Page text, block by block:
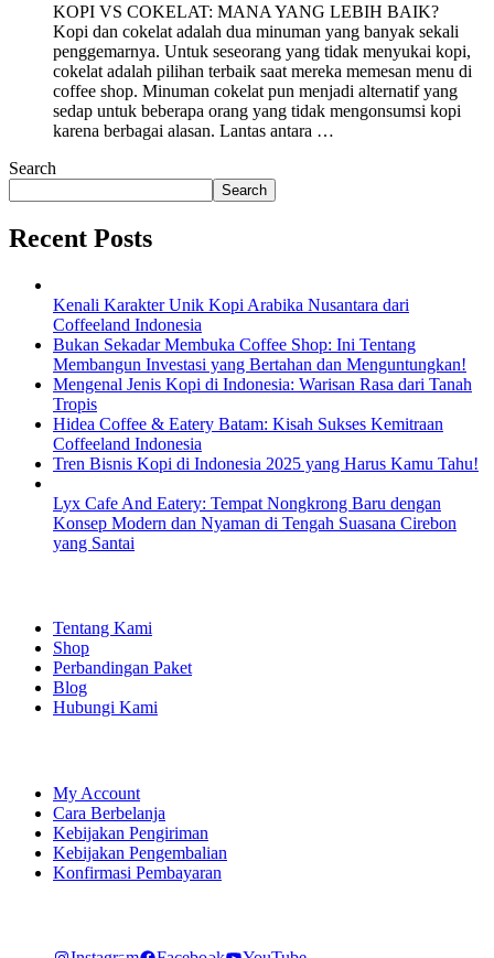
KOPI VS COKELAT: MANA YANG LEBIH BAIK?
Kopi dan cokelat adalah dua minuman yang banyak sekali
penggemarnya. Untuk seseorang yang tidak menyukai kopi,
cokelat adalah pilihan terbaik saat mereka memesan menu di
coffee shop. Minuman cokelat pun menjadi alternatif yang
sedap untuk beberapa orang yang tidak mengonsumsi kopi
karena berbagai alasan. Lantas antara …
Search
Search
Recent Posts
Kenali Karakter Unik Kopi Arabika Nusantara dari
Coffeeland Indonesia
Bukan Sekadar Membuka Coffee Shop: Ini Tentang
Membangun Investasi yang Bertahan dan Menguntungkan!
Mengenal Jenis Kopi di Indonesia: Warisan Rasa dari Tanah
Tropis
Hidea Coffee & Eatery Batam: Kisah Sukses Kemitraan
Coffeeland Indonesia
Tren Bisnis Kopi di Indonesia 2025 yang Harus Kamu Tahu!
Lyx Cafe And Eatery: Tempat Nongkrong Baru dengan
Konsep Modern dan Nyaman di Tengah Suasana Cirebon
yang Santai
Tentang Kami
Shop
Perbandingan Paket
Blog
Hubungi Kami
My Account
Cara Berbelanja
Kebijakan Pengiriman
Kebijakan Pengembalian
Konfirmasi Pembayaran